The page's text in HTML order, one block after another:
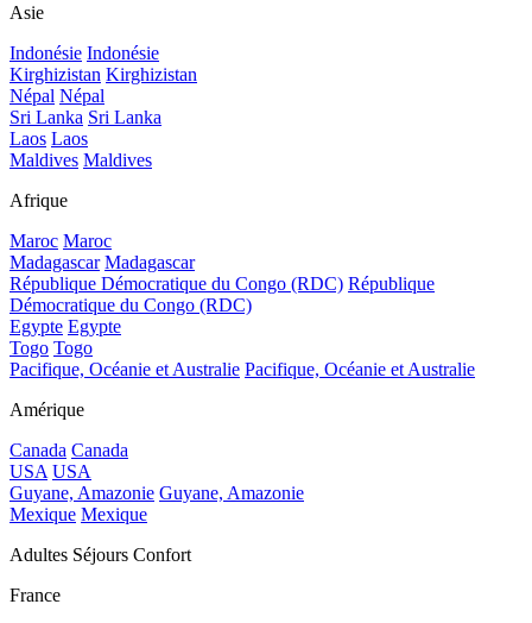
Asie
Indonésie Indonésie
Kirghizistan Kirghizistan
Népal Népal
Sri Lanka Sri Lanka
Laos Laos
Maldives Maldives
Afrique
Maroc Maroc
Madagascar Madagascar
République Démocratique du Congo (RDC) République
Démocratique du Congo (RDC)
Egypte Egypte
Togo Togo
Pacifique, Océanie et Australie Pacifique, Océanie et Australie
Amérique
Canada Canada
USA USA
Guyane, Amazonie Guyane, Amazonie
Mexique Mexique
Adultes Séjours Confort
France